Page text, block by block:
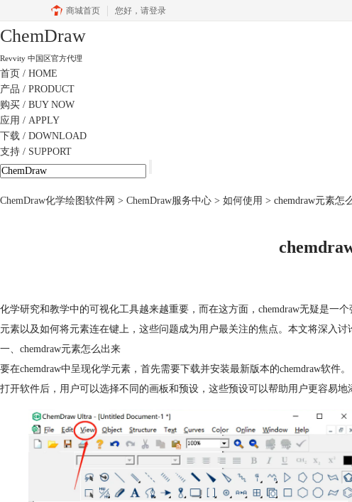
商城首页 您好， 请登录
ChemDraw
Revvity 中国区官方代理
首页 / HOME
产品 / PRODUCT
购买 / BUY NOW
应用 / APPLY
下载 / DOWNLOAD
支持 / SUPPORT
ChemDraw化学绘图软件网 > ChemDraw服务中心 > 如何使用 > chemdraw元素怎
化学研究和教学中的可视化工具越来越重要，而在这方面，chemdraw无疑是一
元素以及如何将元素连在键上，这些问题成为用户最关注的焦点。本文将深入讨
一、chemdraw元素怎么出来
要在chemdraw中呈现化学元素，首先需要下载并安装最新版本的chemdraw软件。
打开软件后，用户可以选择不同的画板和预设，这些预设可以帮助用户更容易地